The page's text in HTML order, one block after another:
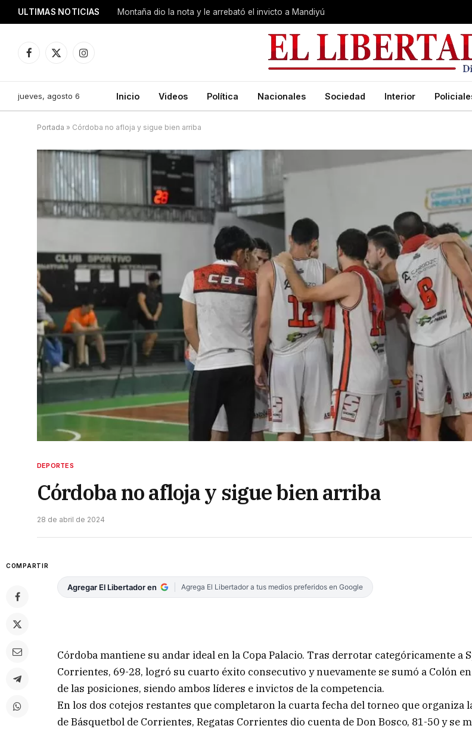
ULTIMAS NOTICIAS Montaña dio la nota y le arrebató el invicto a Mandiyú
Facebook
X
Instagram
jueves, agosto 6 Inicio Videos Política Nacionales Sociedad Interior
Portada » Córdoba no afloja y sigue bien arriba
DEPORTES
Córdoba no afloja y sigue bien arriba
28 de abril de 2024
COMPARTIR
Agregar El Libertador en Agrega El Libertador a tus medios preferidos en Google
Córdoba mantiene su andar ideal en la Copa Palacio. Tras derrotar categóricamente a
Corrientes, 69-28, logró su cuarto éxito consecutivo y nuevamente se sumó a Colón
de las posiciones, siendo ambos líderes e invictos de la competencia.
En los dos cotejos restantes que completaron la cuarta fecha del torneo que organiza
de Básquetbol de Corrientes, Regatas Corrientes dio cuenta de Don Bosco, 81-50 y se